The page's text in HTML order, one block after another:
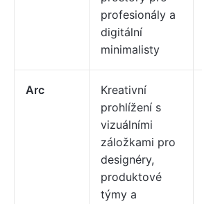
profesionály a
digitální
minimalisty
Arc
Kreativní
prohlížení s
vizuálními
záložkami pro
designéry,
produktové
týmy a